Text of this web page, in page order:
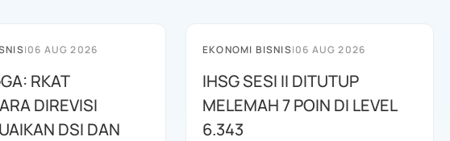
|06 AUG 2026
RKAT
DIREVISI
DSI DAN
EKONOMI BISNIS|06 AUG 2026
IHSG SESI II DITUTUP
MELEMAH 7 POIN DI LEVEL
6.343